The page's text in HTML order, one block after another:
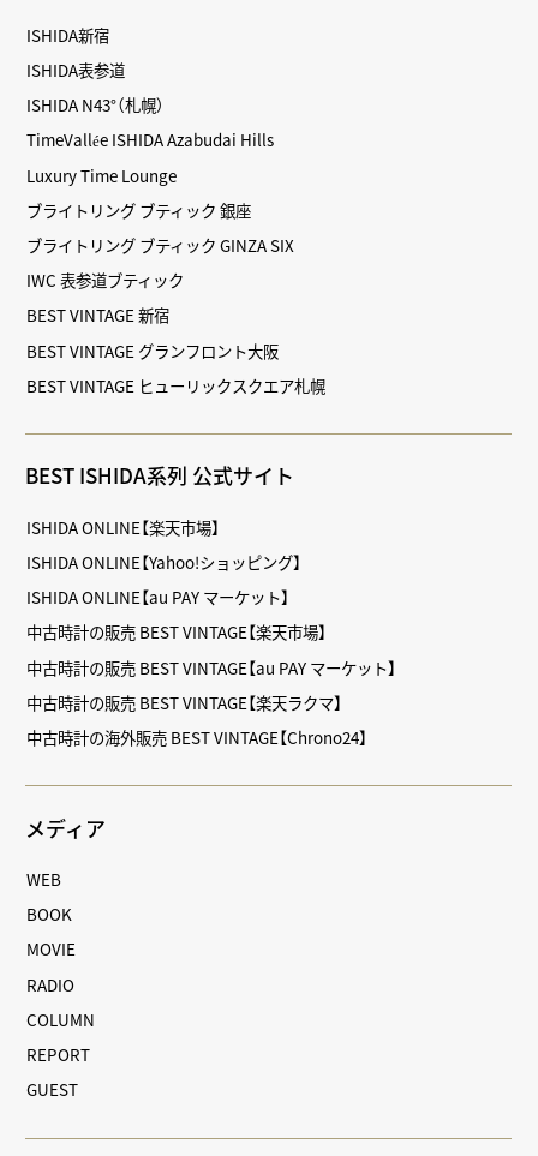
ISHIDA新宿
ISHIDA表参道
ISHIDA N43°（札幌）
TimeVallée ISHIDA Azabudai Hills
Luxury Time Lounge
ブライトリング ブティック 銀座
ブライトリング ブティック GINZA SIX
IWC 表参道ブティック
BEST VINTAGE 新宿
BEST VINTAGE グランフロント大阪
BEST VINTAGE ヒューリックスクエア札幌
BEST ISHIDA系列 公式サイト
ISHIDA ONLINE【楽天市場】
ISHIDA ONLINE【Yahoo!ショッピング】
ISHIDA ONLINE【au PAY マーケット】
中古時計の販売 BEST VINTAGE【楽天市場】
中古時計の販売 BEST VINTAGE【au PAY マーケット】
中古時計の販売 BEST VINTAGE【楽天ラクマ】
中古時計の海外販売 BEST VINTAGE【Chrono24】
メディア
WEB
BOOK
MOVIE
RADIO
COLUMN
REPORT
GUEST